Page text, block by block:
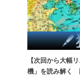
【次回から大幅
機」を読み解く